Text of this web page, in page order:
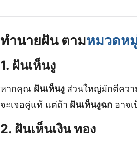
ทำนายฝัน ตามหมวดห
1. ฝันเห็นงู
หากคุณ ฝันเห็นงู ส่วนใหญ่มักตีควา
จะเจอคู่แท้ แต่ถ้า ฝันเห็นงูฉก อาจ
2. ฝันเห็นเงิน ทอง